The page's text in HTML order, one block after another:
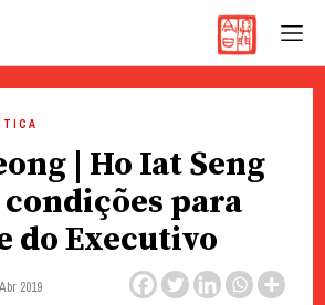
| Ho Iat Seng
para
do Executivo
2019